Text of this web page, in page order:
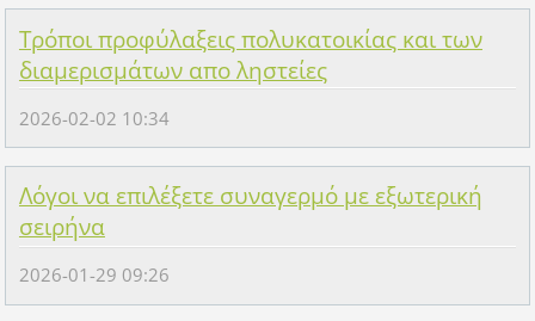
Τρόποι προφύλαξεις πολυκατοικίας και των
διαμερισμάτων απο ληστείες
2026-02-02 10:34
Λόγοι να επιλέξετε συναγερμό με εξωτερική
σειρήνα
2026-01-29 09:26